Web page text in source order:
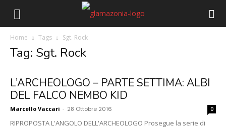
Home Tags Sgt. Rock
Tag: Sgt. Rock
L’ARCHEOLOGO – PARTE SETTIMA: ALBI
DEL FALCO NEMBO KID
Marcello Vaccari - 28 Ottobre 2016 0
RIPROPOSTA L'ANGOLO DELL'ARCHEOLOGO Prosegue la serie di